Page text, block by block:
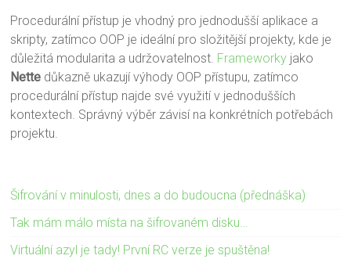
Procedurální přístup je vhodný pro jednodušší aplikace a
skripty, zatímco OOP je ideální pro složitější projekty, kde je
důležitá modularita a udržovatelnost. Frameworky jako
Nette důkazně ukazují výhody OOP přístupu, zatímco
procedurální přístup najde své využití v jednodušších
kontextech. Správný výběr závisí na konkrétních potřebách
projektu.
Šifrování v minulosti, dnes a do budoucna (přednáška)
Tak mám málo místa na šifrovaném disku…
Virtuální azyl je tady! První RC verze je spuštěna!